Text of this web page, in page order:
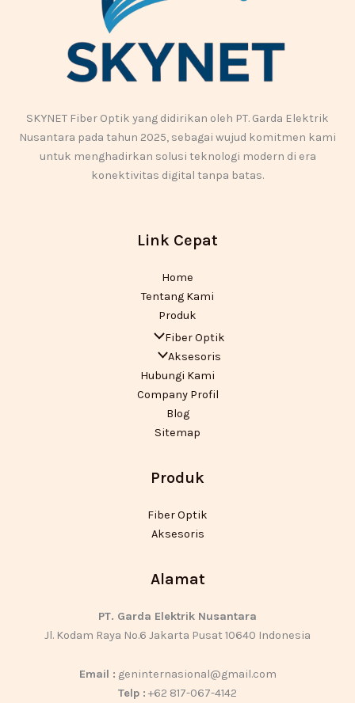
SKYNET Fiber Optik yang didirikan oleh PT. Garda Elektrik
Nusantara pada tahun 2025, sebagai wujud komitmen kami
untuk menghadirkan solusi teknologi modern di era
konektivitas digital tanpa batas.
Link Cepat
Home
Tentang Kami
Produk
Fiber Optik
Aksesoris
Hubungi Kami
Company Profil
Blog
Sitemap
Produk
Fiber Optik
Aksesoris
Alamat
PT. Garda Elektrik Nusantara
Jl. Kodam Raya No.6 Jakarta Pusat 10640 Indonesia
Email : geninternasional@gmail.com
Telp : +62 817-067-4142